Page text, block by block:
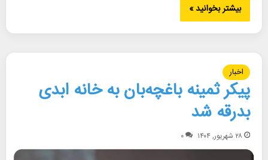
بیشتر بخوانید »
اخبار
پیکر ثمینه باغچه‌بان به خانه ابدی
بدرقه شد
۲۸ شهریور, ۱۴۰۴ ۰